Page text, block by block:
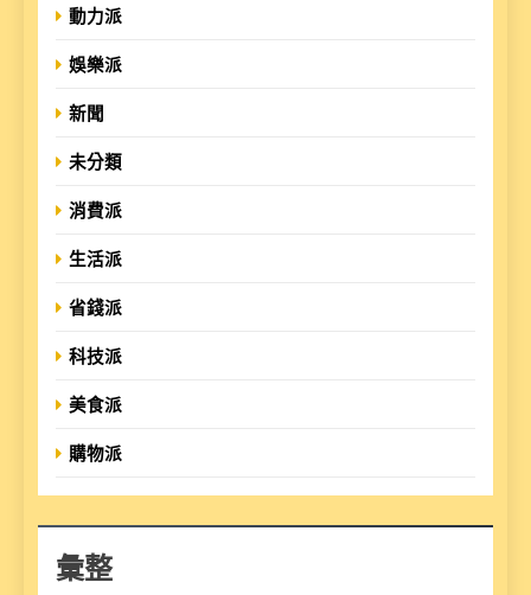
動力派
娛樂派
新聞
未分類
消費派
生活派
省錢派
科技派
美食派
購物派
彙整